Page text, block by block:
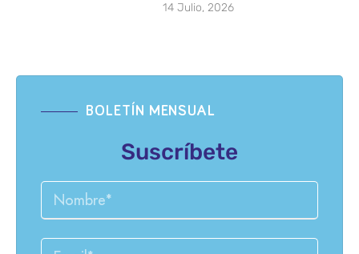
14 Julio, 2026
BOLETÍN MENSUAL
Suscríbete